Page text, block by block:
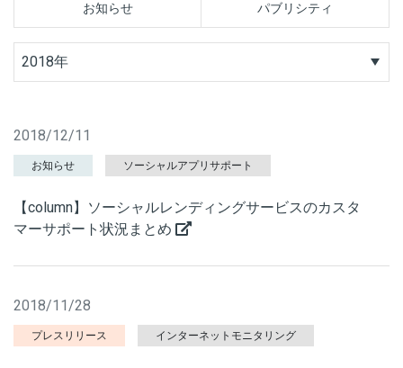
お知らせ パブリシティ
2018年
2018/12/11
お知らせ ソーシャルアプリサポート
【column】ソーシャルレンディングサービスのカスタ
マーサポート状況まとめ
2018/11/28
プレスリリース インターネットモニタリング